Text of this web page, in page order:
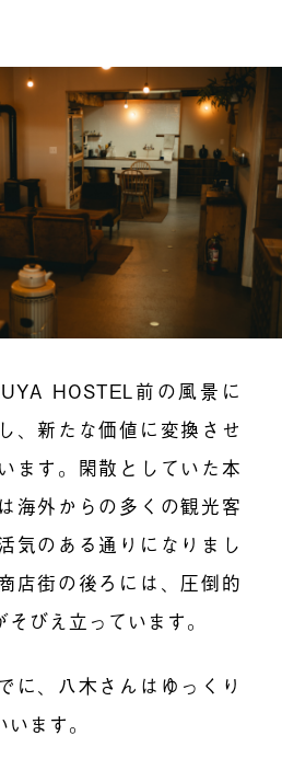
HOSTEL前の風景に
、新たな価値に変換させ
ます。閑散としていた本
海外からの多くの観光客
気のある通りになりまし
店街の後ろには、圧倒的
びえ立っています。
に、八木さんはゆっくり
ます。